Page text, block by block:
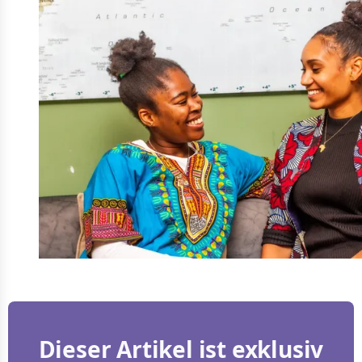
Dieser Artikel ist exklusiv